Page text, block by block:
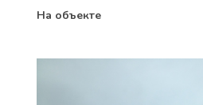
На объекте